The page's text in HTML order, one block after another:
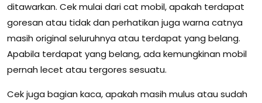
ditawarkan. Cek mulai dari cat mobil, apakah terdapat
goresan atau tidak dan perhatikan juga warna catnya
masih original seluruhnya atau terdapat yang belang.
Apabila terdapat yang belang, ada kemungkinan mobil
pernah lecet atau tergores sesuatu.
Cek juga bagian kaca, apakah masih mulus atau sudah